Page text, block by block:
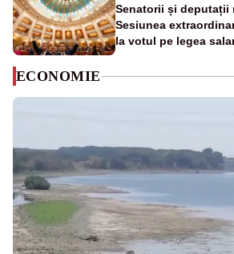
Senatorii și deputații
Sesiunea
la votul pe legea
ECONOMIE